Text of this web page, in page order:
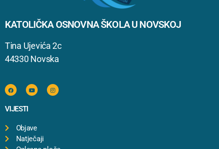
KATOLIČKA OSNOVNA ŠKOLA U NOVSKOJ
Tina Ujevića 2c
44330 Novska
VIJESTI
Objave
Natječaji